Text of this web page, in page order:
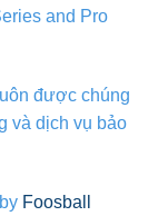
and Pro
được chúng
và dịch vụ bảo
Foosball